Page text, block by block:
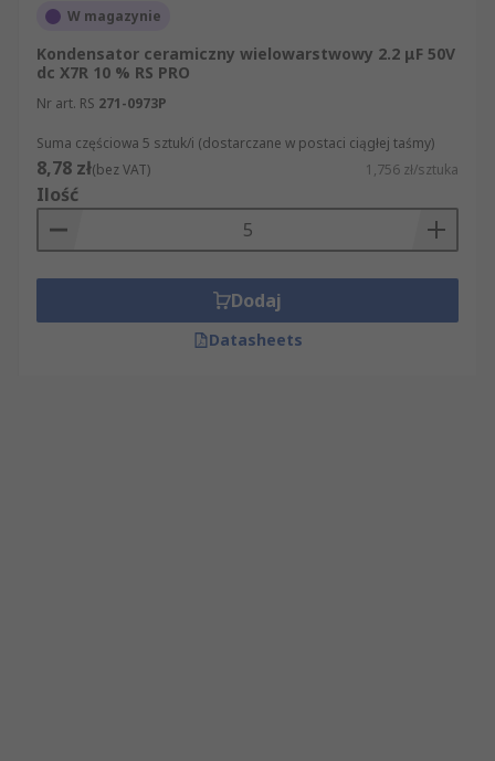
W magazynie
Kondensator ceramiczny wielowarstwowy 2.2 μF 50V
dc X7R 10 % RS PRO
Nr art. RS 271-0973P
Suma częściowa 5 sztuk/i (dostarczane w postaci ciągłej taśmy)
8,78 zł(bez VAT) 1,756 zł/sztuka
Ilość
Dodaj
Datasheets